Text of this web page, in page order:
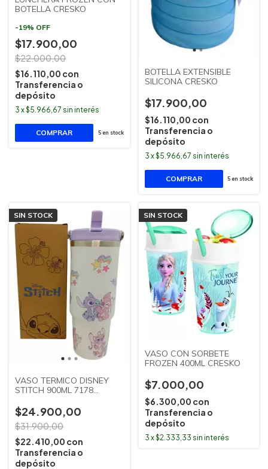
BOTELLA CRESKO
-19% OFF
$17.900,00
$22.000,00
$16.110,00 con
Transferencia o
depósito
3 x$5.966,67 sin interés
5en stock
BOTELLA EXTENSIBLE
SILICONA CRESKO
$17.900,00
$16.110,00 con
Transferencia o
depósito
3 x$5.966,67 sin interés
5en stock
SIN STOCK
VASO TERMICO DISNEY
STITCH 900ML 7178
$24.900,00
$31.900,00
$22.410,00 con
Transferencia o
depósito
SIN STOCK
VASO CON SORBETE
FROZEN 400ML CRESKO
$7.000,00
$6.300,00 con
Transferencia o
depósito
3 x$2.333,33 sin interés